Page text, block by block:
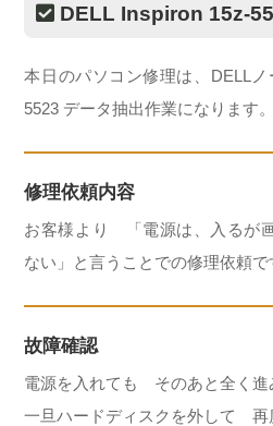
DELL Inspiron 15z-
本日のパソコン修理は、DELL
5523 データ抽出作業になります。
修理依頼内容
お客様より 「電源は、入るが
ない」と言うことでの修理依頼で
故障確認
電源を入れても そのあと全く進
一旦ハードディスクを外して 再